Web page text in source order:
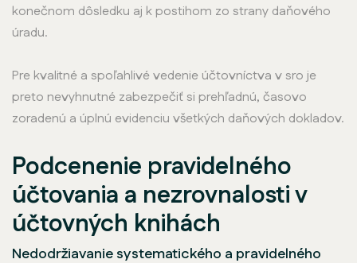
konečnom dôsledku aj k postihom zo strany daňového
úradu.
Pre kvalitné a spoľahlivé vedenie účtovníctva v sro je
preto nevyhnutné zabezpečiť si prehľadnú, časovo
zoradenú a úplnú evidenciu všetkých daňových dokladov.
Podcenenie pravidelného
účtovania a nezrovnalosti v
účtovných knihách
Nedodržiavanie systematického a pravidelného